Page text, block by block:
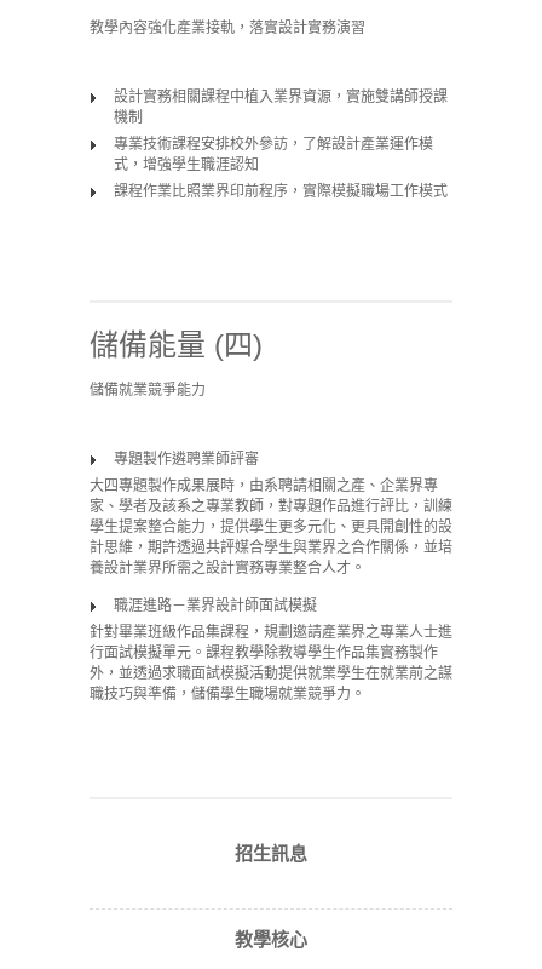
教學內容強化產業接軌，落實設計實務演習
設計實務相關課程中植入業界資源，實施雙講師授課
機制
專業技術課程安排校外參訪，了解設計產業運作模
式，增強學生職涯認知
課程作業比照業界印前程序，實際模擬職場工作模式
儲備能量 (四)
儲備就業競爭能力
專題製作遴聘業師評審
大四專題製作成果展時，由系聘請相關之產、企業界專
家、學者及該系之專業教師，對專題作品進行評比，訓練
學生提案整合能力，提供學生更多元化、更具開創性的設
計思維，期許透過共評媒合學生與業界之合作關係，並培
養設計業界所需之設計實務專業整合人才。
職涯進路－業界設計師面試模擬
針對畢業班級作品集課程，規劃邀請產業界之專業人士進
行面試模擬單元。課程教學除教導學生作品集實務製作
外，並透過求職面試模擬活動提供就業學生在就業前之謀
職技巧與準備，儲備學生職場就業競爭力。
招生訊息
教學核心